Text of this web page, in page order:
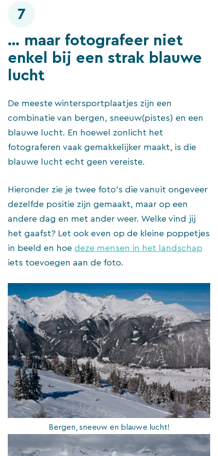
7
… maar fotografeer niet
enkel bij een strak blauwe
lucht
De meeste wintersportplaatjes zijn een
combinatie van bergen, sneeuw(pistes) en een
blauwe lucht. En hoewel zonlicht het
fotograferen vaak gemakkelijker maakt, is die
blauwe lucht echt geen vereiste.
Hieronder zie je twee foto’s die vanuit ongeveer
dezelfde positie zijn gemaakt, maar op een
andere dag en met ander weer. Welke vind jij
het gaafst? Let ook even op de kleine poppetjes
in beeld en hoe deze mensen in het landschap
iets toevoegen aan de foto.
Bergen, sneeuw en blauwe lucht!